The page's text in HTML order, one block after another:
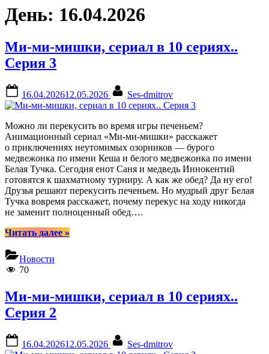
День: 16.04.2026
Ми-ми-мишки, сериал в 10 сериях..
Серия 3
on
16.04.202612.05.2026 Ses-dmitrov
Можно ли перекусить во время игры печеньем?
Анимационный сериал «Ми-ми-мишки» расскажет
о приключениях неутомимых озорников — бурого
медвежонка по имени Кеша и белого медвежонка по имени
Белая Тучка. Сегодня енот Саня и медведь Иннокентий
готовятся к шахматному турниру. А как же обед? Да ну его!
Друзья решают перекусить печеньем. Но мудрый друг Белая
Тучка вовремя расскажет, почему перекус на ходу никогда
не заменит полноценный обед….
Читать далее“Ми-
сериях..
»
Новости
70
Ми-ми-мишки, сериал в 10 сериях..
Серия 2
on
16.04.202612.05.2026 Ses-dmitrov